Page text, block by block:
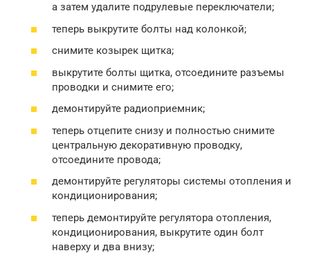
а затем удалите подрулевые переключатели;
теперь выкрутите болты над колонкой;
снимите козырек щитка;
выкрутите болты щитка, отсоедините разъемы
проводки и снимите его;
демонтируйте радиоприемник;
теперь отцепите снизу и полностью снимите
центральную декоративную проводку,
отсоедините провода;
демонтируйте регуляторы системы отопления и
кондиционирования;
теперь демонтируйте регулятора отопления,
кондиционирования, выкрутите один болт
наверху и два внизу;